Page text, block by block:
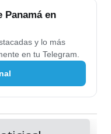
Panamá en
y lo más
en tu Telegram.